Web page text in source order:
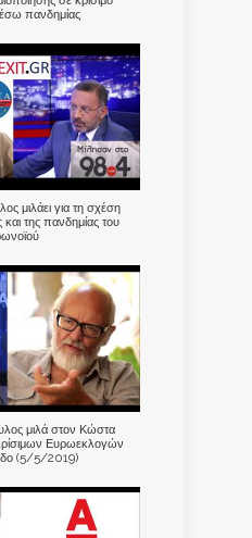
πανδημίας
μιλάει για τη σχέση
της πανδημίας του
μιλά στον Κώστα
Ευρωεκλογών
(5/5/2019)